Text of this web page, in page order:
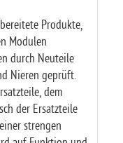
Produkte,
Modulen
durch Neuteile
Nieren geprüft.
dem
der Ersatzteile
strengen